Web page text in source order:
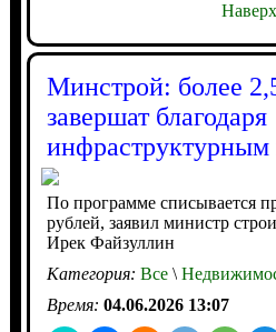
Наверх
Минстрой: более
завершат благодаря
инфраструктурным
По программе списывается
рублей, заявил министр
Ирек Файзуллин
Категория: Все\
Время: 04.06.2026 13:07